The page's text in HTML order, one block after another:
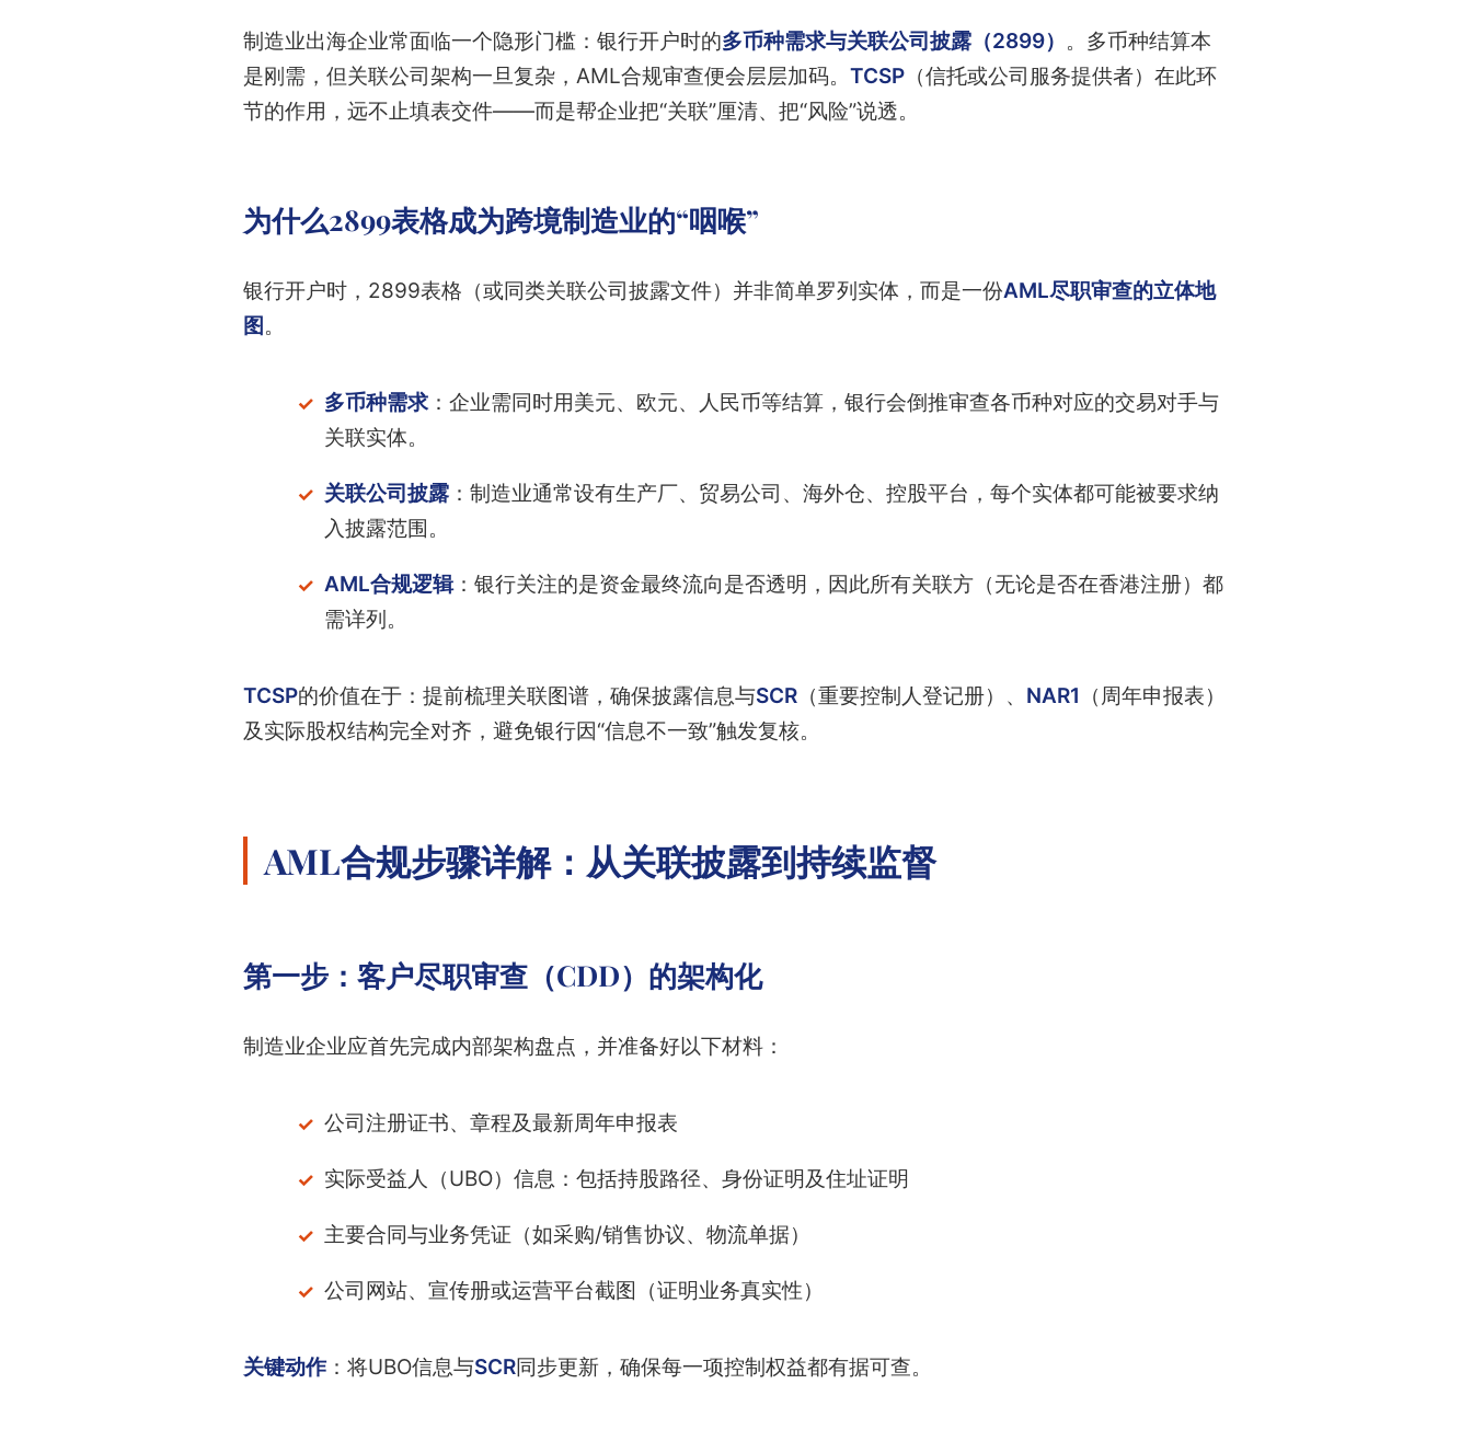
制造业出海企业常面临一个隐形门槛：银行开户时的多币种需求与关联公司披露（2899） 。多币种结算本
是刚需，但关联公司架构一旦复杂，AML合规审查便会层层加码。 TCSP （信托或公司服务提供者）在此环
节的作用，远不止填表交件——而是帮企业把“关联”厘清、把“风险”说透。
为什么2899表格成为跨境制造业的“咽喉”
银行开户时，2899表格（或同类关联公司披露文件）并非简单罗列实体，而是一份AML尽职审查的立体地
图 。
多币种需求：企业需同时用美元、欧元、人民币等结算，银行会倒推审查各币种对应的交易对手与
关联实体。
关联公司披露：制造业通常设有生产厂、贸易公司、海外仓、控股平台，每个实体都可能被要求纳
入披露范围。
AML合规逻辑：银行关注的是资金最终流向是否透明，因此所有关联方（无论是否在香港注册）都
需详列。
TCSP的价值在于：提前梳理关联图谱，确保披露信息与SCR （重要控制人登记册）、 NAR1 （周年申报表）
及实际股权结构完全对齐，避免银行因“信息不一致”触发复核。
AML合规步骤详解：从关联披露到持续监督
第一步：客户尽职审查（CDD）的架构化
制造业企业应首先完成内部架构盘点，并准备好以下材料：
公司注册证书、章程及最新周年申报表
实际受益人（UBO）信息：包括持股路径、身份证明及住址证明
主要合同与业务凭证（如采购/销售协议、物流单据）
公司网站、宣传册或运营平台截图（证明业务真实性）
关键动作：将UBO信息与SCR同步更新，确保每一项控制权益都有据可查。